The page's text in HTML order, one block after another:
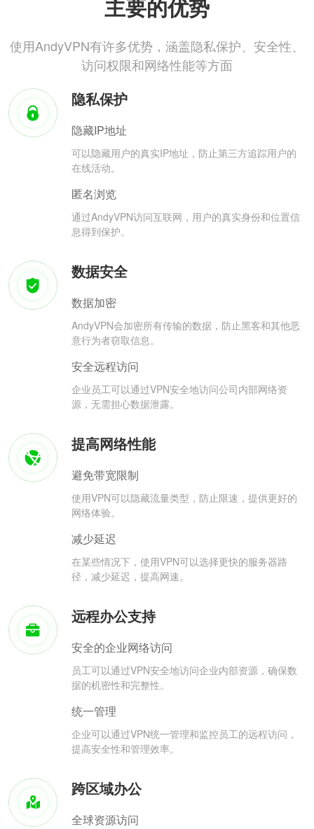
主要的优势
使用AndyVPN有许多优势，涵盖隐私保护、安全性、
访问权限和网络性能等方面
隐私保护
隐藏IP地址
可以隐藏用户的真实IP地址，防止第三方追踪用户的
在线活动。
匿名浏览
通过AndyVPN访问互联网，用户的真实身份和位置信
息得到保护。
数据安全
数据加密
AndyVPN会加密所有传输的数据，防止黑客和其他恶
意行为者窃取信息。
安全远程访问
企业员工可以通过VPN安全地访问公司内部网络资
源，无需担心数据泄露。
提高网络性能
避免带宽限制
使用VPN可以隐藏流量类型，防止限速，提供更好的
网络体验。
减少延迟
在某些情况下，使用VPN可以选择更快的服务器路
径，减少延迟，提高网速。
远程办公支持
安全的企业网络访问
员工可以通过VPN安全地访问企业内部资源，确保数
据的机密性和完整性。
统一管理
企业可以通过VPN统一管理和监控员工的远程访问，
提高安全性和管理效率。
跨区域办公
全球资源访问